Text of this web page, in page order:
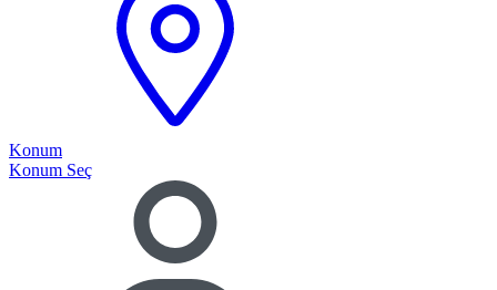
Konum
Konum Seç